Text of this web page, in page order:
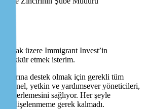
olmak üzere Immigrant Invest’in
teşekkür etmek isterim.
destek olmak için gerekli tüm
yetkin ve yardımsever yöneticileri,
ilerlemesini sağlıyor. Her şeyle
endişelenmeme gerek kalmadı.